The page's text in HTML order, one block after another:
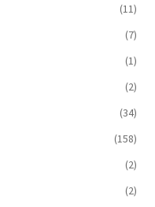
(11)
(7)
(1)
(2)
(34)
(158)
(2)
(2)